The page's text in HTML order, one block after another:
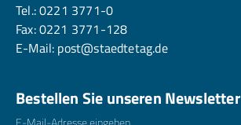
Tel.:0221 3771-0
Fax: 0221 3771-128
E-Mail: post@staedtetag.de
Bestellen Sie unseren Newsletter
E-Mailadresse